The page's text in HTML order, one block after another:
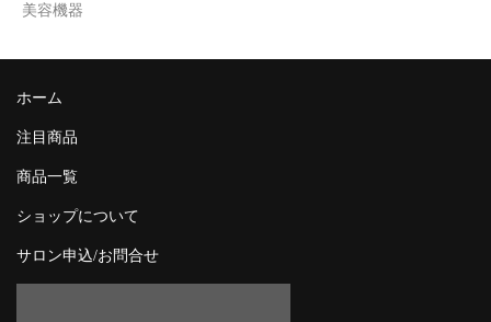
美容機器
ホーム
注目商品
商品一覧
ショップについて
サロン申込/お問合せ